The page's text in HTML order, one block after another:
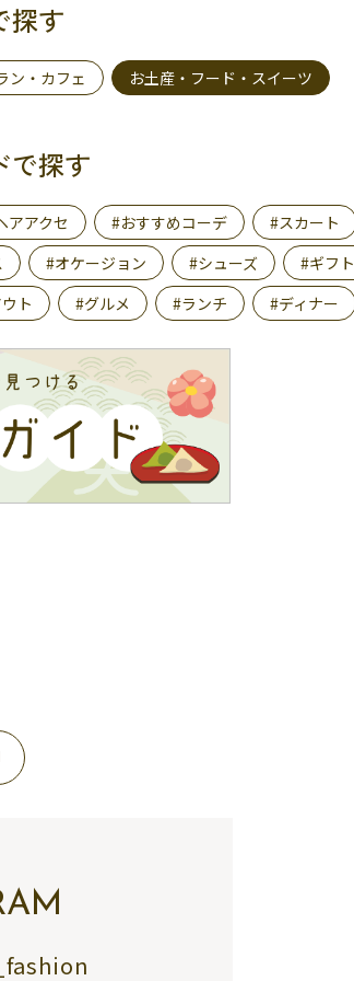
探す
ン・カフェ お土産・フード・スイーツ
で探す
アアクセ #おすすめコーデ #スカート
#オケージョン #シューズ #ギフト
ト #グルメ #ランチ #ディナー